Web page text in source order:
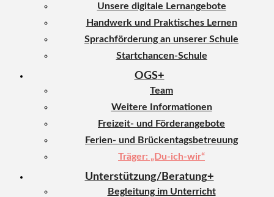
Unsere digitale Lernangebote
Handwerk und Praktisches Lernen
Sprachförderung an unserer Schule
Startchancen-Schule
OGS
Team
Weitere Informationen
Freizeit- und Förderangebote
Ferien- und Brückentagsbetreuung
Träger: „Du-ich-wir“
Unterstützung/Beratung
Begleitung im Unterricht